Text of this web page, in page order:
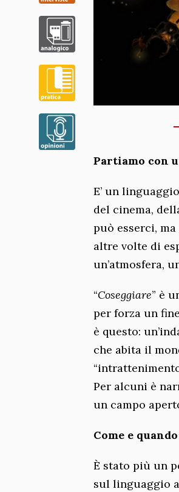
Partiamo con
E’ un
del cinema,
può esserci,
altre volte di
un’atmosfera,
“Coseggiare” è
per forza un
è questo:
che abita il
Per alcuni è
un campo
Come e
È stato più un
sul linguaggio